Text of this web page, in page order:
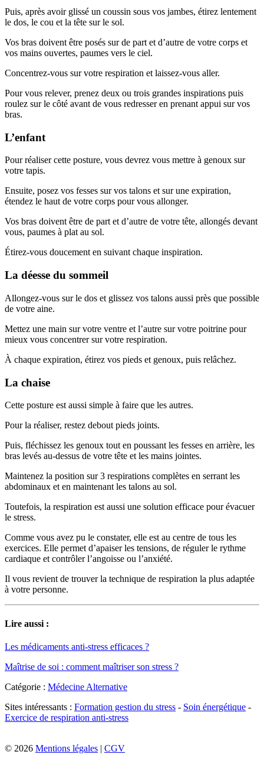
Puis, après avoir glissé un coussin sous vos jambes, étirez lentement
le dos, le cou et la tête sur le sol.
Vos bras doivent être posés sur de part et d’autre de votre corps et
vos mains ouvertes, paumes vers le ciel.
Concentrez-vous sur votre respiration et laissez-vous aller.
Pour vous relever, prenez deux ou trois grandes inspirations puis
roulez sur le côté avant de vous redresser en prenant appui sur vos
bras.
L’enfant
Pour réaliser cette posture, vous devrez vous mettre à genoux sur
votre tapis.
Ensuite, posez vos fesses sur vos talons et sur une expiration,
étendez le haut de votre corps pour vous allonger.
Vos bras doivent être de part et d’autre de votre tête, allongés devant
vous, paumes à plat au sol.
Étirez-vous doucement en suivant chaque inspiration.
La déesse du sommeil
Allongez-vous sur le dos et glissez vos talons aussi près que possible
de votre aine.
Mettez une main sur votre ventre et l’autre sur votre poitrine pour
mieux vous concentrer sur votre respiration.
À chaque expiration, étirez vos pieds et genoux, puis relâchez.
La chaise
Cette posture est aussi simple à faire que les autres.
Pour la réaliser, restez debout pieds joints.
Puis, fléchissez les genoux tout en poussant les fesses en arrière, les
bras levés au-dessus de votre tête et les mains jointes.
Maintenez la position sur 3 respirations complètes en serrant les
abdominaux et en maintenant les talons au sol.
Toutefois, la respiration est aussi une solution efficace pour évacuer
le stress.
Comme vous avez pu le constater, elle est au centre de tous les
exercices. Elle permet d’apaiser les tensions, de réguler le rythme
cardiaque et contrôler l’angoisse ou l’anxiété.
Il vous revient de trouver la technique de respiration la plus adaptée
à votre personne.
Lire aussi :
Les médicaments anti-stress efficaces ?
Maîtrise de soi : comment maîtriser son stress ?
Catégorie : Médecine Alternative
Sites intéressants : Formation gestion du stress - Soin énergétique -
Exercice de respiration anti-stress
© 2026 Mentions légales | CGV